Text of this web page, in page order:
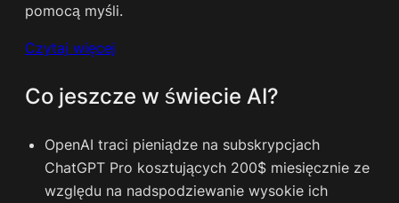
pomocą myśli.
Czytaj więcej
Co jeszcze w świecie AI?
OpenAI traci pieniądze na subskrypcjach
ChatGPT Pro kosztujących 200$ miesięcznie ze
względu na nadspodziewanie wysokie ich